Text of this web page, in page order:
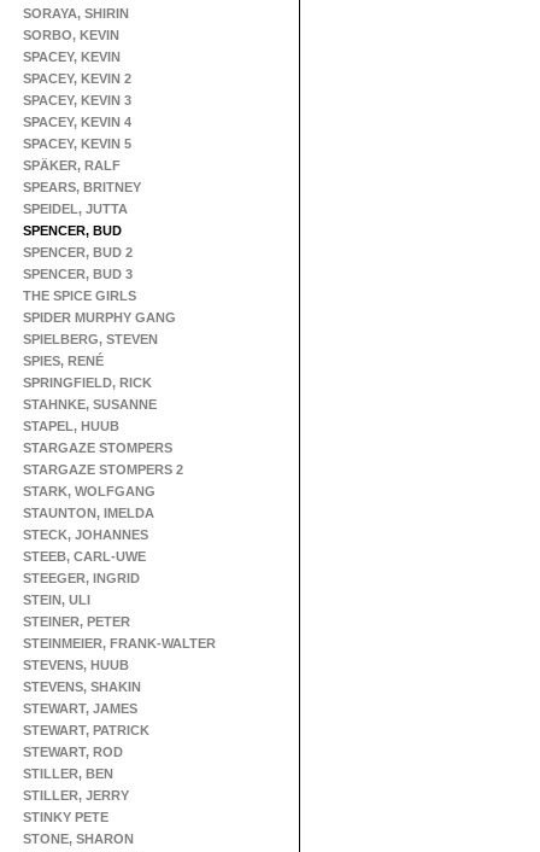
SORAYA, SHIRIN
SORBO, KEVIN
SPACEY, KEVIN
SPACEY, KEVIN 2
SPACEY, KEVIN 3
SPACEY, KEVIN 4
SPACEY, KEVIN 5
SPÄKER, RALF
SPEARS, BRITNEY
SPEIDEL, JUTTA
SPENCER, BUD
SPENCER, BUD 2
SPENCER, BUD 3
THE SPICE GIRLS
SPIDER MURPHY GANG
SPIELBERG, STEVEN
SPIES, RENÉ
SPRINGFIELD, RICK
STAHNKE, SUSANNE
STAPEL, HUUB
STARGAZE STOMPERS
STARGAZE STOMPERS 2
STARK, WOLFGANG
STAUNTON, IMELDA
STECK, JOHANNES
STEEB, CARL-UWE
STEEGER, INGRID
STEIN, ULI
STEINER, PETER
STEINMEIER, FRANK-WALTER
STEVENS, HUUB
STEVENS, SHAKIN
STEWART, JAMES
STEWART, PATRICK
STEWART, ROD
STILLER, BEN
STILLER, JERRY
STINKY PETE
STONE, SHARON